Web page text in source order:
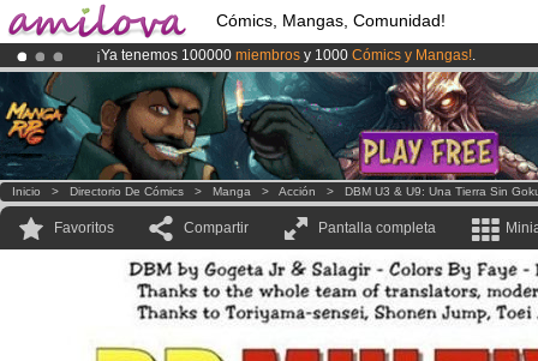
Cómics, Mangas, Comunidad!
¡Ya tenemos 100000 miembros y 1000 Cómics y Mangas!.
¡Conviertete en Premium por3.95 eurosal mes!Hazte Premium ya
El Kickstarter Amilova está desormado lanzado!.
Inicio > Directorio De Cómics > Manga > Acción > DBM U3 & U9: Una Tierra Sin
Favoritos Compartir Pantalla completa